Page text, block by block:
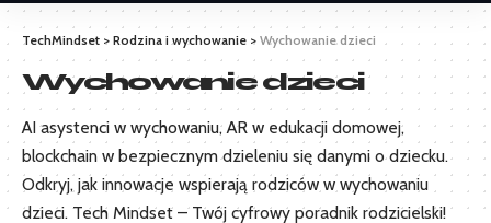
TechMindset > Rodzina i wychowanie > Wychowanie dzieci
Wychowanie dzieci
AI asystenci w wychowaniu, AR w edukacji domowej,
blockchain w bezpiecznym dzieleniu się danymi o dziecku.
Odkryj, jak innowacje wspierają rodziców w wychowaniu
dzieci. Tech Mindset – Twój cyfrowy poradnik rodzicielski!